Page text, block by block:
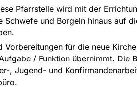
Pfarrstelle wird mit der
und Borgeln hinaus auf
für die neue
/ Funktion übernimmt. Die
, Jugend- und